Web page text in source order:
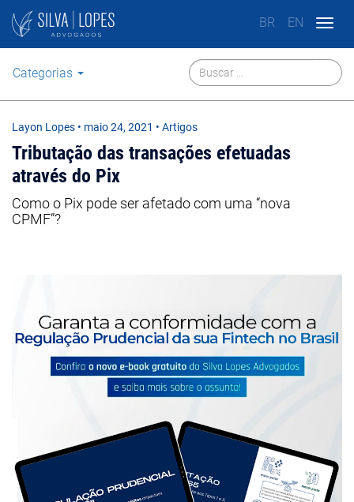
BR EN
Categorias
Layon Lopes • maio 24, 2021 • Artigos
Tributação das transações efetuadas
através do Pix
Como o Pix pode ser afetado com uma “nova
CPMF”?